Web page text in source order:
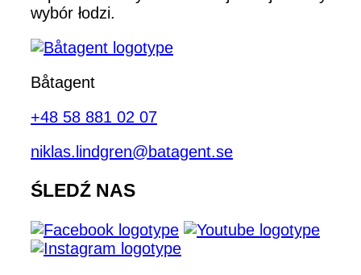
wybór łodzi.
Båtagent
+48 58 881 02 07
niklas.lindgren@batagent.se
ŚLEDŹ NAS